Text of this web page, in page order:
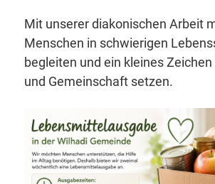
Mit unserer diakonischen Arbeit
Menschen in schwierigen
begleiten und ein kleines
und Gemeinschaft setzen.